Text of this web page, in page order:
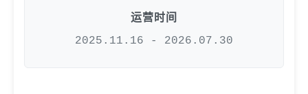
运营时间
2025.11.16 - 2026.07.30